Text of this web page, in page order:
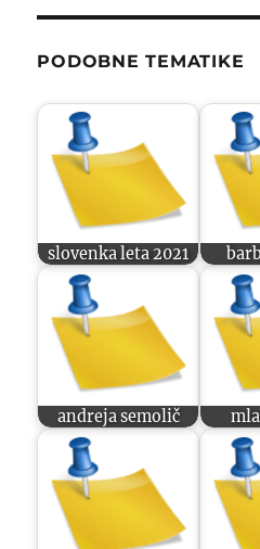
PODOBNE TEMATIKE
slovenka leta 2021
andreja semolič